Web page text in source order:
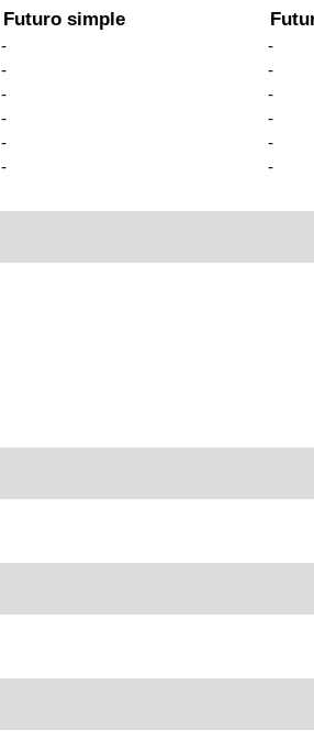
Futuro simple
-
-
-
-
-
-
-
-
-
-
-
-